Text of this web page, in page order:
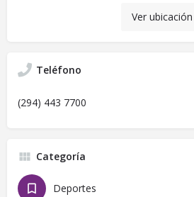
Ver ubicación
Teléfono
(294) 443 7700
Categoría
Deportes